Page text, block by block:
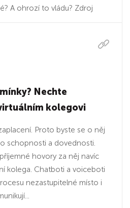
A ohrozí to vládu? Zdroj
Nechte
kolegovi
Proto byste se o něj
schopnosti a dovednosti.
hovory za něj navíc
kolega. Chatboti a voiceboti
nezastupitelné místo i